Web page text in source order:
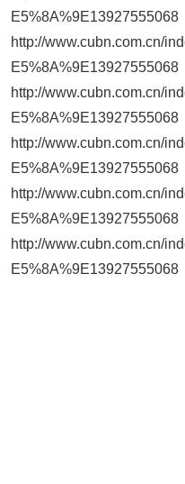
E5%8A%9E13927555068
http://www.cubn.com.cn/
E5%8A%9E13927555068
http://www.cubn.com.cn/
E5%8A%9E13927555068
http://www.cubn.com.cn/
E5%8A%9E13927555068
http://www.cubn.com.cn/
E5%8A%9E13927555068
http://www.cubn.com.cn/
E5%8A%9E13927555068